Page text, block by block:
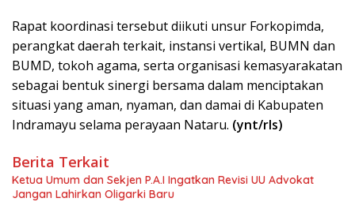
Rapat koordinasi tersebut diikuti unsur Forkopimda,
perangkat daerah terkait, instansi vertikal, BUMN dan
BUMD, tokoh agama, serta organisasi kemasyarakatan
sebagai bentuk sinergi bersama dalam menciptakan
situasi yang aman, nyaman, dan damai di Kabupaten
Indramayu selama perayaan Nataru. (ynt/rls)
Berita Terkait
Ketua Umum dan Sekjen P.A.I Ingatkan Revisi UU Advokat
Jangan Lahirkan Oligarki Baru